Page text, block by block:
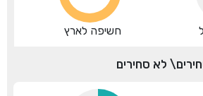
חשיפה לארץ
לא סחירים